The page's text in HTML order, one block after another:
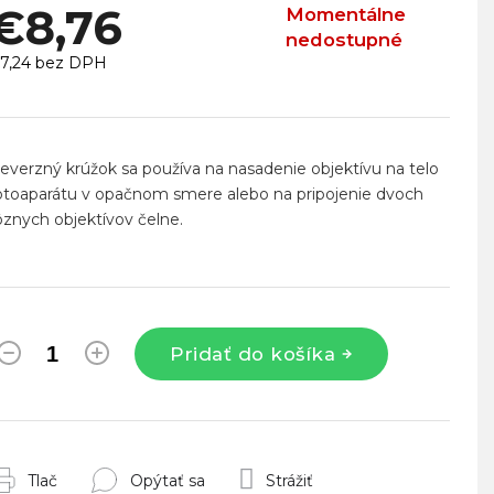
Momentálne
nedostupné
bez DPH
Pridať do košíka
krúžok sa používa na nasadenie objektívu na telo
v opačnom smere alebo na pripojenie dvoch
objektívov čelne.
Tlač Opýtať sa Strážiť